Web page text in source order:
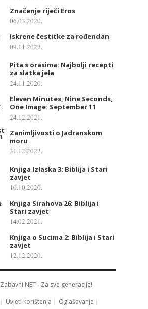
Značenje riječi Eros
06.03.2020.
Iskrene čestitke za rođendan
09.11.2022.
Pita s orasima: Najbolji recepti
za slatka jela
24.11.2020.
Eleven Minutes, Nine Seconds,
One Image: September 11
24.12.2021.
Zanimljivosti o Jadranskom
moru
31.12.2022.
Knjiga Izlaska 3: Biblija i Stari
zavjet
10.10.2020.
Knjiga Sirahova 26: Biblija i
Stari zavjet
14.02.2021.
Knjiga o Sucima 2: Biblija i Stari
zavjet
12.12.2020.
Zabavni NET- Za sve generacije!
Uvjeti korištenja Oglašavanje